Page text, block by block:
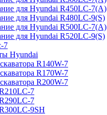
для Hyundai R450LC-7(A)
для Hyundai R480LC-9(S)
для Hyundai R500LC-7(A)
для Hyundai R520LC-9(S)
7
Hyundai
R140W-7
R170W-7
R200W-7
7
7
9SH